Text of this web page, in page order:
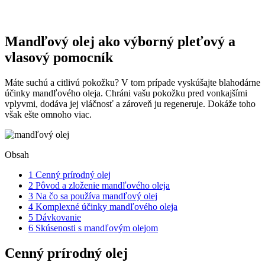
Mandľový olej ako výborný pleťový a
vlasový pomocník
Máte suchú a citlivú pokožku? V tom prípade vyskúšajte blahodárne
účinky mandľového oleja. Chráni vašu pokožku pred vonkajšími
vplyvmi, dodáva jej vláčnosť a zároveň ju regeneruje. Dokáže toho
však ešte omnoho viac.
Obsah
1 Cenný prírodný olej
2 Pôvod a zloženie mandľového oleja
3 Na čo sa používa mandľový olej
4 Komplexné účinky mandľového oleja
5 Dávkovanie
6 Skúsenosti s mandľovým olejom
Cenný prírodný olej